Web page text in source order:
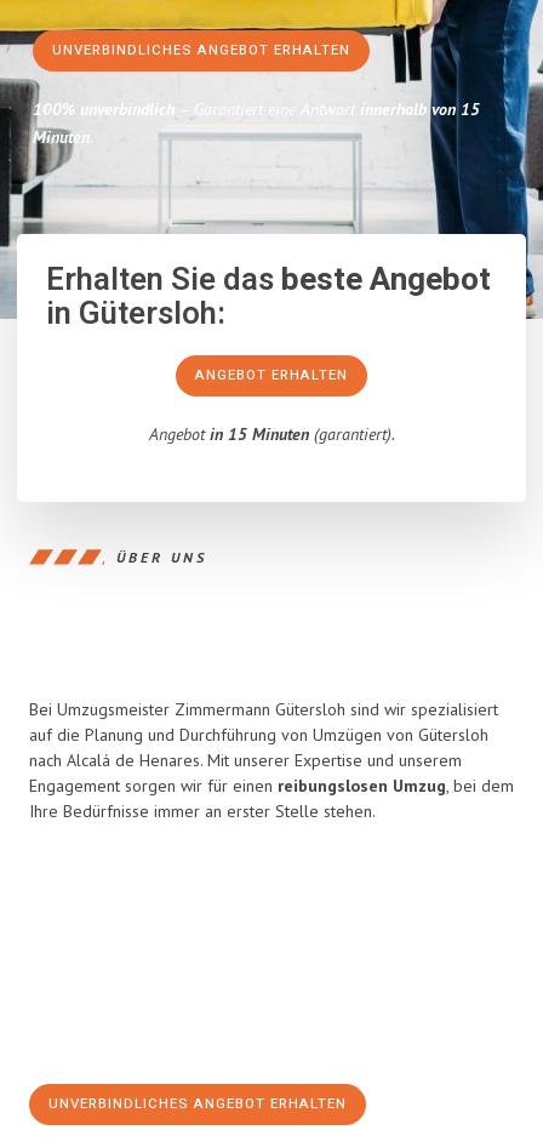
UNVERBINDLICHES ANGEBOT ERHALTEN
100% unverbindlich – Garantiert eine Antwort innerhalb von 15
Minuten.
Erhalten Sie dasbeste Angebot
in Gütersloh:
ANGEBOT ERHALTEN
Angebotin 15 Minuten(garantiert).
ÜBER UNS
Bei Umzugsmeister Zimmermann Gütersloh sind wir spezialisiert
auf die Planung und Durchführung von Umzügen von Gütersloh
nach Alcalá de Henares. Mit unserer Expertise und unserem
Engagement sorgen wir für einen reibungslosen Umzug, bei dem
Ihre Bedürfnisse immer an erster Stelle stehen.
UNVERBINDLICHES ANGEBOT ERHALTEN